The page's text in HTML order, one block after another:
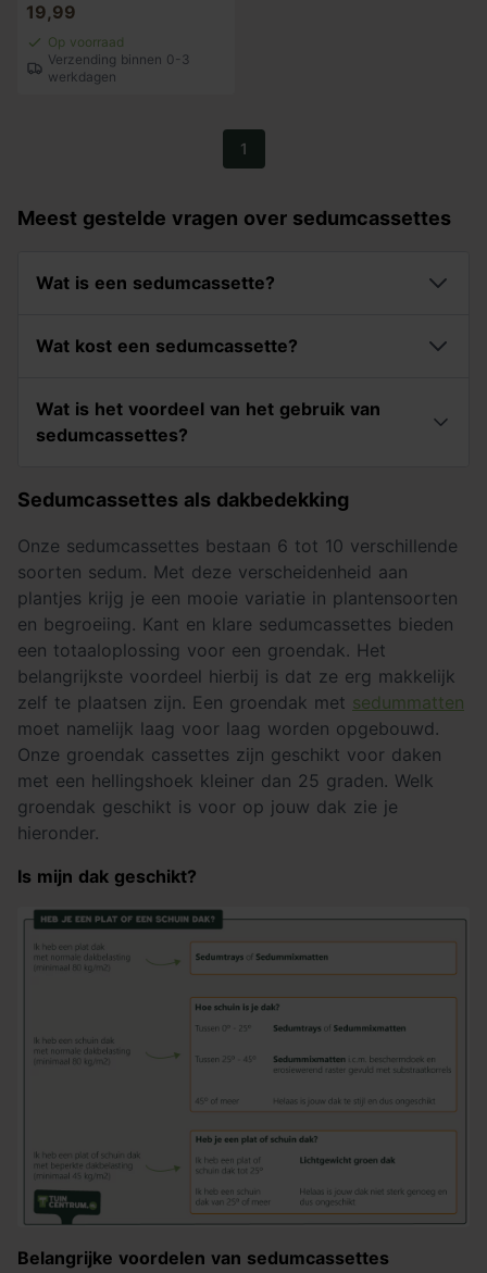
19,99
Op voorraad
Verzending binnen 0-3
werkdagen
1
Meest gestelde vragen over sedumcassettes
Wat is een sedumcassette?
Wat kost een sedumcassette?
Wat is het voordeel van het gebruik van
sedumcassettes?
Sedumcassettes als dakbedekking
Onze sedumcassettes bestaan 6 tot 10 verschillende
soorten sedum. Met deze verscheidenheid aan
plantjes krijg je een mooie variatie in plantensoorten
en begroeiing. Kant en klare sedumcassettes bieden
een totaaloplossing voor een groendak. Het
belangrijkste voordeel hierbij is dat ze erg makkelijk
zelf te plaatsen zijn. Een groendak met sedummatten
moet namelijk laag voor laag worden opgebouwd.
Onze groendak cassettes zijn geschikt voor daken
met een hellingshoek kleiner dan 25 graden. Welk
groendak geschikt is voor op jouw dak zie je
hieronder.
Is mijn dak geschikt?
Belangrijke voordelen van sedumcassettes